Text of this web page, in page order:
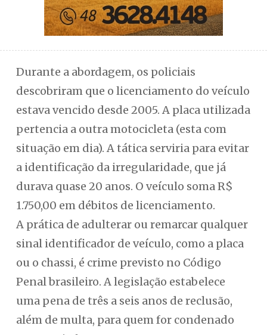
Durante a abordagem, os policiais
descobriram que o licenciamento do veículo
estava vencido desde 2005. A placa utilizada
pertencia a outra motocicleta (esta com
situação em dia). A tática serviria para evitar
a identificação da irregularidade, que já
durava quase 20 anos. O veículo soma R$
1.750,00 em débitos de licenciamento.
A prática de adulterar ou remarcar qualquer
sinal identificador de veículo, como a placa
ou o chassi, é crime previsto no Código
Penal brasileiro. A legislação estabelece
uma pena de três a seis anos de reclusão,
além de multa, para quem for condenado